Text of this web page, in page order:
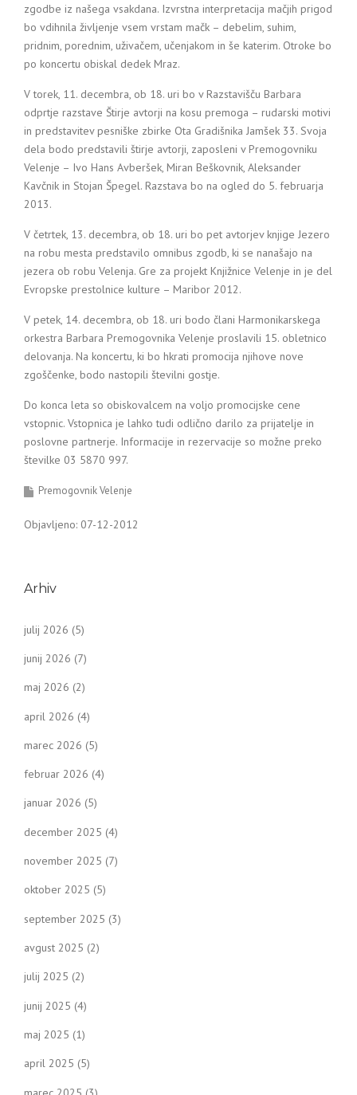
zgodbe iz našega vsakdana. Izvrstna interpretacija mačjih prigod
bo vdihnila življenje vsem vrstam mačk – debelim, suhim,
pridnim, porednim, uživačem, učenjakom in še katerim. Otroke bo
po koncertu obiskal dedek Mraz.
V torek, 11. decembra, ob 18. uri bo v Razstavišču Barbara
odprtje razstave Štirje avtorji na kosu premoga – rudarski motivi
in predstavitev pesniške zbirke Ota Gradišnika Jamšek 33. Svoja
dela bodo predstavili štirje avtorji, zaposleni v Premogovniku
Velenje – Ivo Hans Avberšek, Miran Beškovnik, Aleksander
Kavčnik in Stojan Špegel. Razstava bo na ogled do 5. februarja
2013.
V četrtek, 13. decembra, ob 18. uri bo pet avtorjev knjige Jezero
na robu mesta predstavilo omnibus zgodb, ki se nanašajo na
jezera ob robu Velenja. Gre za projekt Knjižnice Velenje in je del
Evropske prestolnice kulture – Maribor 2012.
V petek, 14. decembra, ob 18. uri bodo člani Harmonikarskega
orkestra Barbara Premogovnika Velenje proslavili 15. obletnico
delovanja. Na koncertu, ki bo hkrati promocija njihove nove
zgoščenke, bodo nastopili številni gostje.
Do konca leta so obiskovalcem na voljo promocijske cene
vstopnic. Vstopnica je lahko tudi odlično darilo za prijatelje in
poslovne partnerje. Informacije in rezervacije so možne preko
številke 03 5870 997.
Premogovnik Velenje
Objavljeno: 07-12-2012
Arhiv
julij 2026 (5)
junij 2026 (7)
maj 2026 (2)
april 2026 (4)
marec 2026 (5)
februar 2026 (4)
januar 2026 (5)
december 2025 (4)
november 2025 (7)
oktober 2025 (5)
september 2025 (3)
avgust 2025 (2)
julij 2025 (2)
junij 2025 (4)
maj 2025 (1)
april 2025 (5)